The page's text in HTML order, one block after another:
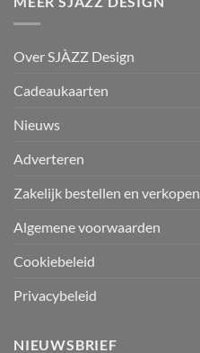
Over SJÀZZ Design
Cadeaukaarten
Nieuws
Adverteren
Zakelijk bestellen en verkopen
Algemene voorwaarden
Cookiebeleid
Privacybeleid
NIEUWSBRIEF